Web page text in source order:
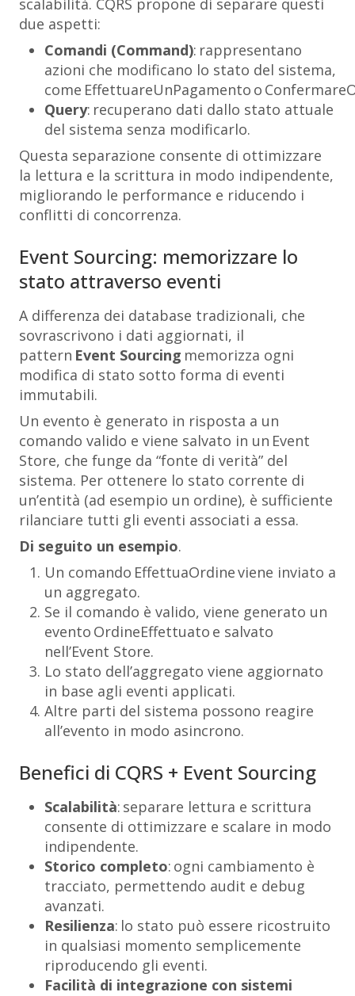
scalabilità. CQRS propone di separare questi
due aspetti:
Comandi (Command): rappresentano
azioni che modificano lo stato del sistema,
come EffettuareUnPagamento o
Query: recuperano dati dallo stato attuale
del sistema senza modificarlo.
Questa separazione consente di ottimizzare
la lettura e la scrittura in modo indipendente,
migliorando le performance e riducendo i
conflitti di concorrenza.
Event Sourcing: memorizzare lo
stato attraverso eventi
A differenza dei database tradizionali, che
sovrascrivono i dati aggiornati, il
pattern Event Sourcing memorizza ogni
modifica di stato sotto forma di eventi
immutabili.
Un evento è generato in risposta a un
comando valido e viene salvato in un Event
Store, che funge da “fonte di verità” del
sistema. Per ottenere lo stato corrente di
un’entità (ad esempio un ordine), è sufficiente
rilanciare tutti gli eventi associati a essa.
Di seguito un esempio.
Un comando EffettuaOrdineviene inviato a
un aggregato.
Se il comando è valido, viene generato un
evento OrdineEffettuato e salvato
nell’Event Store.
Lo stato dell’aggregato viene aggiornato
in base agli eventi applicati.
Altre parti del sistema possono reagire
all’evento in modo asincrono.
Benefici di CQRS + Event Sourcing
Scalabilità: separare lettura e scrittura
consente di ottimizzare e scalare in modo
indipendente.
Storico completo: ogni cambiamento è
tracciato, permettendo audit e debug
avanzati.
Resilienza: lo stato può essere ricostruito
in qualsiasi momento semplicemente
riproducendo gli eventi.
Facilità di integrazione con sistemi